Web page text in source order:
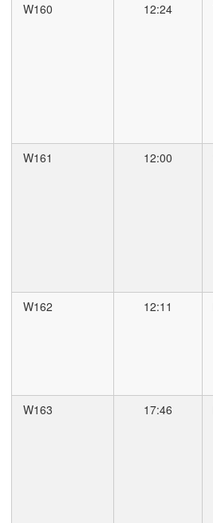
W160 12:24
W161 12:00
W162 12:11
W163 17:46